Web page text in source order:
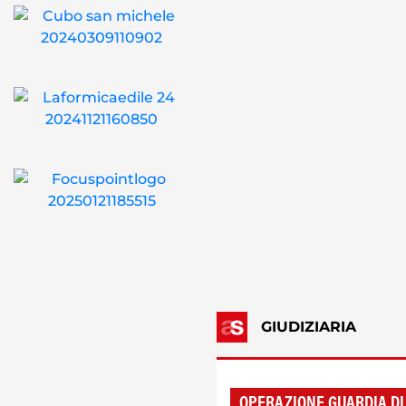
GIUDIZIARIA